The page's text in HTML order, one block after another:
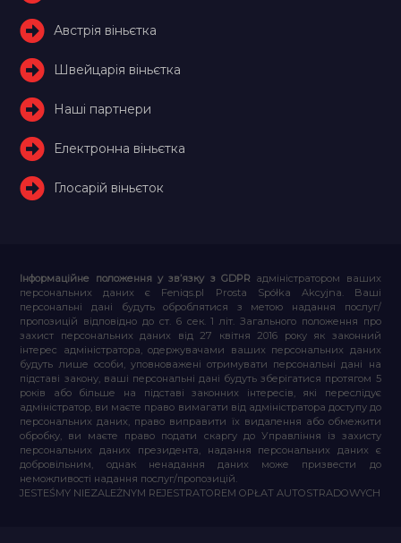
Австрія віньєтка
Швейцарія віньєтка
Наші партнери
Електронна віньєтка
Глосарій віньєток
Інформаційне положення у зв’язку з GDPR адміністратором ваших
персональних даних є Feniqs.pl Prosta Spółka Akcyjna. Ваші
персональні дані будуть оброблятися з метою надання послуг/
пропозицій відповідно до ст. 6 сек. 1 літ. Загального положення про
захист персональних даних від 27 квітня 2016 року як законний
інтерес адміністратора, одержувачами ваших персональних даних
будуть лише особи, уповноважені отримувати персональні дані на
підставі закону, ваші персональні дані будуть зберігатися протягом 5
років або більше на підставі законних інтересів, які переслідує
адміністратор, ви маєте право вимагати від адміністратора доступу до
персональних даних, право виправити їх видалення або обмежити
обробку, ви маєте право подати скаргу до Управління із захисту
персональних даних президента, надання персональних даних є
добровільним, однак ненадання даних може призвести до
неможливості надання послуг/пропозицій.
JESTEŚMY NIEZALEŻNYM REJESTRATOREM OPŁAT AUTOSTRADOWYCH